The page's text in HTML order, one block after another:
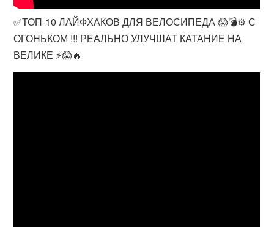
✅ТОП-10 ЛАЙФХАКОВ ДЛЯ ВЕЛОСИПЕДА 😱💣⚙️ С
ОГОНЬКОМ !!! РЕАЛЬНО УЛУЧШАТ КАТАНИЕ НА
ВЕЛИКЕ ⚡️😱🔥